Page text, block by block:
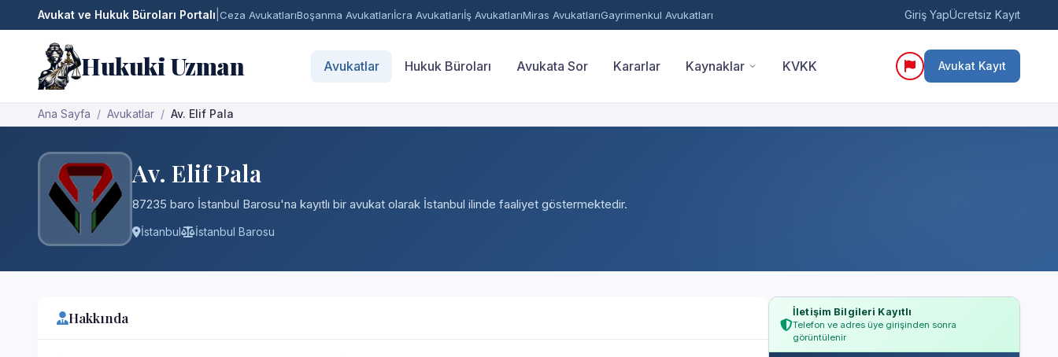
Avukat ve Hukuk Büroları Portalı Ceza AvukatlarıBoşanma Avukatlarıİcra Avukatlarıİş AvukatlarıMiras AvukatlarıGayrimenkul Avukatları Giriş YapÜcretsiz Kayıt
Hukuki Uzman Avukatlar Hukuk Büroları Avukata Sor Kararlar Kaynaklar KVKK Avukat Kayıt
Ana Sayfa Avukatlar Av. Elif Pala
Av. Elif Pala
87235 baro İstanbul Barosu'na kayıtlı bir avukat olarak İstanbul ilinde faaliyet göstermektedir.
İstanbul İstanbul Barosu
Hakkında İletişim Bilgileri Kayıtlı
Telefon ve adres üye girişinden sonra
görüntülenir